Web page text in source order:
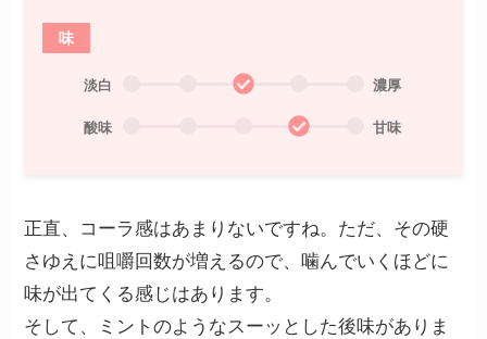
味
淡白 濃厚
酸味 甘味
正直、コーラ感はあまりないですね。ただ、その硬
さゆえに咀嚼回数が増えるので、噛んでいくほどに
味が出てくる感じはあります。
そして、ミントのようなスーッとした後味がありま